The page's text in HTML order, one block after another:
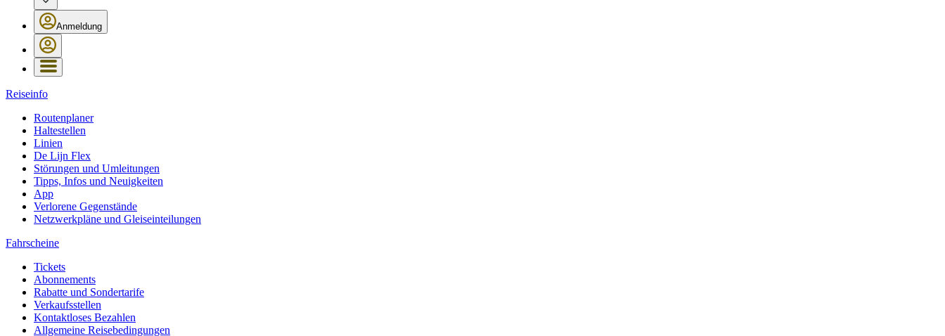
Anmeldung
Reiseinfo
Routenplaner
Haltestellen
Linien
De Lijn Flex
Störungen und Umleitungen
Tipps, Infos und Neuigkeiten
App
Verlorene Gegenstände
Netzwerkpläne und Gleiseinteilungen
Fahrscheine
Tickets
Abonnements
Rabatte und Sondertarife
Verkaufsstellen
Kontaktloses Bezahlen
Allgemeine Reisebedingungen